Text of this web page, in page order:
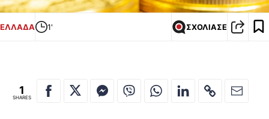
ΕΛΛΑΔΑ 1' ΣΧΟΛΙΑΣΕ
1
SHARES